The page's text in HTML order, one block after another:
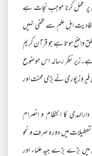
پر عمل کرنا موجب نجات ہے
اہل علم سے مخفی نہیں
واضح ہوتا ہے جو قرآن کریم
نظر رسالہ اس موضوع
فیروز پوری نے بڑی محنت اور
کا انتظام و انصرام
میں دورہ صرف و نحو
بڑے بڑے جید علماء اور